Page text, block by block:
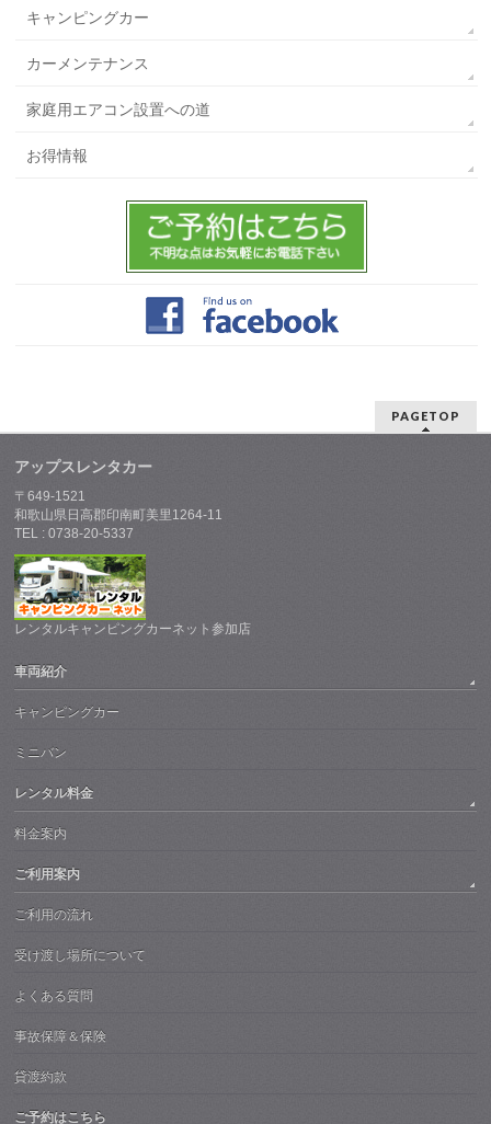
キャンピングカー
カーメンテナンス
家庭用エアコン設置への道
お得情報
PAGETOP
アップスレンタカー
〒649-1521
和歌山県日高郡印南町美里1264-11
TEL : 0738-20-5337
レンタルキャンピングカーネット参加店
車両紹介
キャンピングカー
ミニバン
レンタル料金
料金案内
ご利用案内
ご利用の流れ
受け渡し場所について
よくある質問
事故保障＆保険
貸渡約款
ご予約はこちら